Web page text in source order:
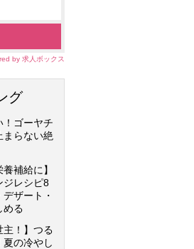
by 求人ボックス
グ
！ゴーヤチ
まらない絶
補給に】
ジレシピ8
ザート・
める
主！】つる
夏の冷やし